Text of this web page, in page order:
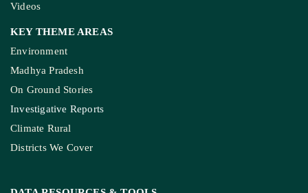
Videos
KEY THEME AREAS
Environment
Madhya Pradesh
On Ground Stories
Investigative Reports
Climate Rural
Districts We Cover